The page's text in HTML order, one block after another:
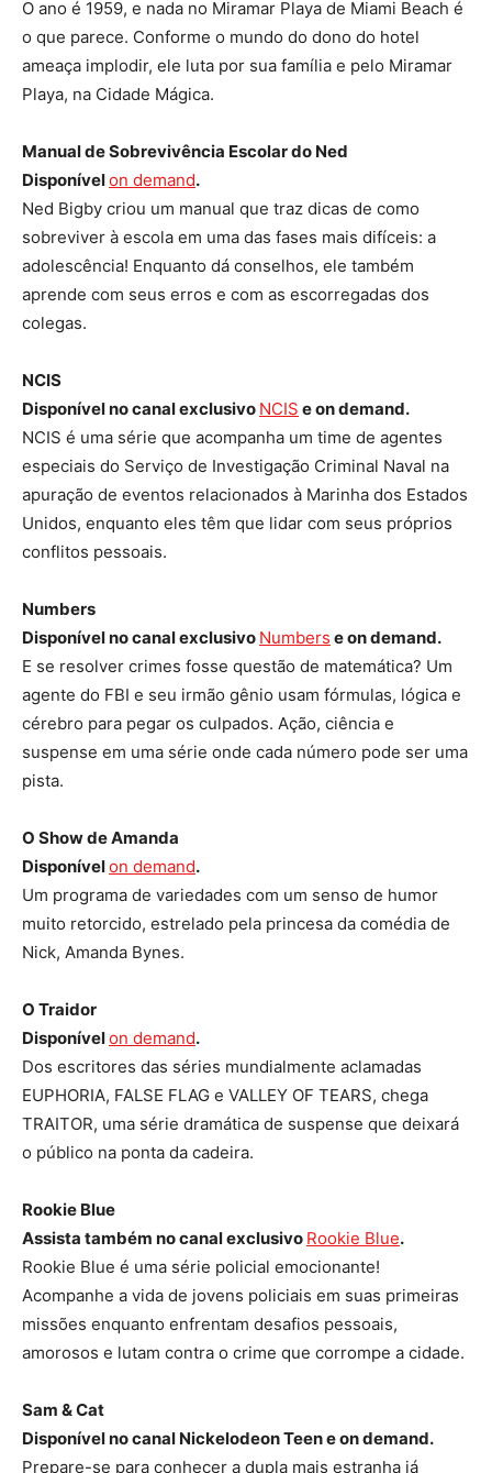
O ano é 1959, e nada no Miramar Playa de Miami Beach é
o que parece. Conforme o mundo do dono do hotel
ameaça implodir, ele luta por sua família e pelo Miramar
Playa, na Cidade Mágica.
Manual de Sobrevivência Escolar do Ned
Disponívelon demand.
Ned Bigby criou um manual que traz dicas de como
sobreviver à escola em uma das fases mais difíceis: a
adolescência! Enquanto dá conselhos, ele também
aprende com seus erros e com as escorregadas dos
colegas.
NCIS
Disponível no canal exclusivo NCIS e on demand.
NCIS é uma série que acompanha um time de agentes
especiais do Serviço de Investigação Criminal Naval na
apuração de eventos relacionados à Marinha dos Estados
Unidos, enquanto eles têm que lidar com seus próprios
conflitos pessoais.
Numbers
Disponível no canal exclusivo Numbers e on demand.
E se resolver crimes fosse questão de matemática? Um
agente do FBI e seu irmão gênio usam fórmulas, lógica e
cérebro para pegar os culpados. Ação, ciência e
suspense em uma série onde cada número pode ser uma
pista.
O Show de Amanda
Disponívelon demand.
Um programa de variedades com um senso de humor
muito retorcido, estrelado pela princesa da comédia de
Nick, Amanda Bynes.
O Traidor
Disponívelon demand.
Dos escritores das séries mundialmente aclamadas
EUPHORIA, FALSE FLAG e VALLEY OF TEARS, chega
TRAITOR, uma série dramática de suspense que deixará
o público na ponta da cadeira.
Rookie Blue
Assista também no canal exclusivo Rookie Blue.
Rookie Blue é uma série policial emocionante!
Acompanhe a vida de jovens policiais em suas primeiras
missões enquanto enfrentam desafios pessoais,
amorosos e lutam contra o crime que corrompe a cidade.
Sam & Cat
Disponível no canal Nickelodeon Teen e on demand.
Prepare-se para conhecer a dupla mais estranha já